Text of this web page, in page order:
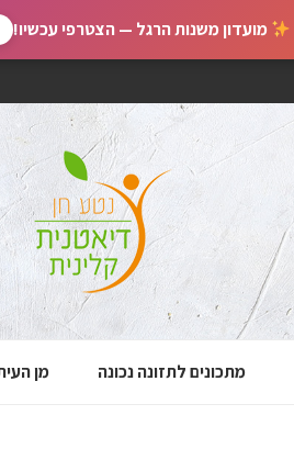
מועדון משנות הרגל — הצטרפי עכשיו!
מתכונים לתזונה נכונה מן